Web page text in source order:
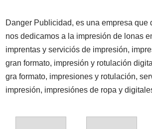
Danger Publicidad, es una empresa que
nos dedicamos a la impresión de lonas
imprentas y serviciós de impresión,
gran formato, impresión y rotulación
gra formato, impresiones y rotulación,
impresión, impresiónes de ropa y